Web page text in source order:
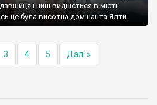
і нині видніється в місті
це була висотна домінанта Ялти.
3 4 5 Далі »